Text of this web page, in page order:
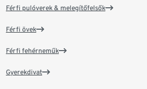
Férfi pulóverek & melegítőfelsők
Férfi övek
Férfi fehérneműk
Gyerekdivat